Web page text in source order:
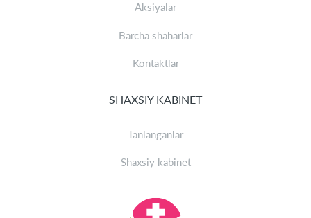
Aksiyalar
Barcha shaharlar
Kontaktlar
SHAXSIY KABINET
Tanlanganlar
Shaxsiy kabinet